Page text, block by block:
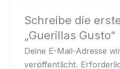
Schreibe die
„Guerillas Gusto“
Deine E-Mail-Adresse
veröffentlicht.